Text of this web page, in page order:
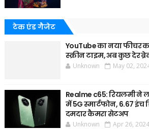
टेक एंड गैजेट
YouTube का नया फीचर
स्क्रीन टाइम, अब कुछ देर
Unknown May 02,
Realme c65: रियलमी ने
में 5G स्मार्टफोन, 6.67
दमदार कैमरा सेटअप
Unknown Apr 26, 2024